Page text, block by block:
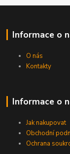
Informace o
O nás
Kontakty
Informace o
Jak nakupovat
Obchodní
Ochrana